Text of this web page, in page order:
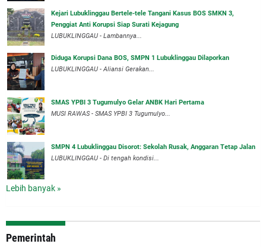
Kejari Lubuklinggau Bertele-tele Tangani Kasus BOS SMKN 3,
Penggiat Anti Korupsi Siap Surati Kejagung
LUBUKLINGGAU - Lambannya...
Diduga Korupsi Dana BOS, SMPN 1 Lubuklinggau Dilaporkan
LUBUKLINGGAU - Aliansi Gerakan...
SMAS YPBI 3 Tugumulyo Gelar ANBK Hari Pertama
MUSI RAWAS - SMAS YPBI 3 Tugumulyo...
SMPN 4 Lubuklinggau Disorot: Sekolah Rusak, Anggaran Tetap Jalan
LUBUKLINGGAU - Di tengah kondisi...
Lebih banyak »
Pemerintah